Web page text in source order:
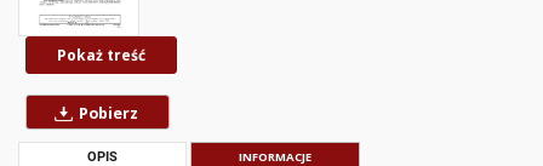
Pokaż treść
Pobierz
OPIS INFORMACJE